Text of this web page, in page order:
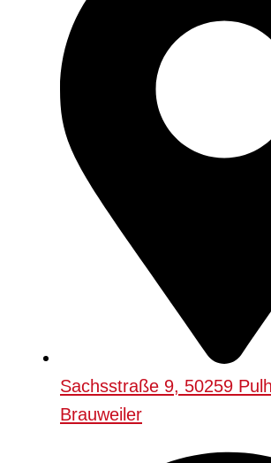
Sachsstraße 9, 50259
Brauweiler